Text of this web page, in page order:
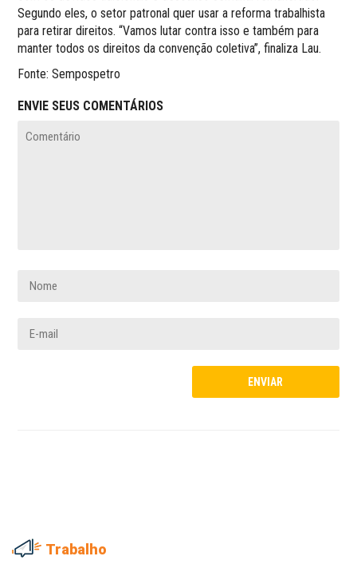
Segundo eles, o setor patronal quer usar a reforma trabalhista
para retirar direitos. “Vamos lutar contra isso e também para
manter todos os direitos da convenção coletiva”, finaliza Lau.
Fonte: Sempospetro
ENVIE SEUS COMENTÁRIOS
Trabalho